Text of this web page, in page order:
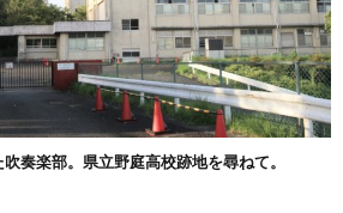
奏楽部。県立野庭高校跡地を尋ねて。